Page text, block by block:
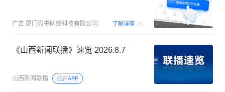
广告 厦门微书网络科技有限公司 了解详情 00:15
《山西新闻联播》速览 2026.8.7
山西新闻联播 打开APP